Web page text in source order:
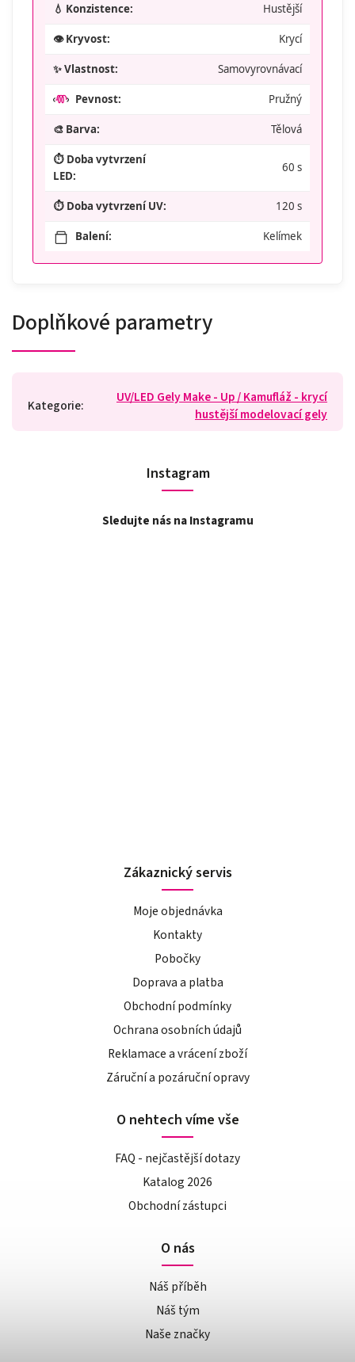
💧 Konzistence: Hustější
👁️ Kryvost: Krycí
✨ Vlastnost: Samovyrovnávací
Pevnost: Pružný
🎨 Barva: Tělová
⏱️ Doba vytvrzení
LED:
60 s
⏱️ Doba vytvrzení UV: 120 s
Balení: Kelímek
Doplňkové parametry
Kategorie:
UV/LED Gely Make - Up / Kamufláž - krycí
hustější modelovací gely
Instagram
Sledujte nás na Instagramu
Zákaznický servis
Moje objednávka
Kontakty
Pobočky
Doprava a platba
Obchodní podmínky
Ochrana osobních údajů
Reklamace a vrácení zboží
Záruční a pozáruční opravy
O nehtech víme vše
FAQ - nejčastější dotazy
Katalog 2026
Obchodní zástupci
O nás
Náš příběh
Náš tým
Naše značky